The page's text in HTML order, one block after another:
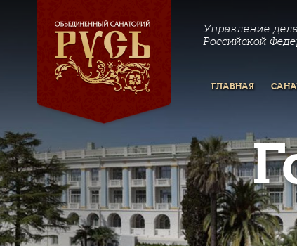
Управление
Российской
ГЛАВНАЯ